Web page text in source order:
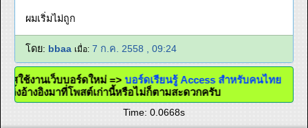
ผมเริ่มไม่ถูก
โดย: bbaa เมื่อ: 7 ก.ค. 2558 , 09:24
กาศใช้งานเว็บบอร์ดใหม่ =>บอร์ดเรียนรู้ Access สำหรับคนไทย
ส่ลิ้งอ้างอิงมาที่โพสต์เก่านี้หรือไม่ก็ตามสะดวกครับ
Time: 0.0668s